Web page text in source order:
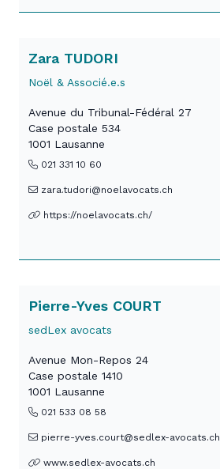
Zara TUDORI
Noël & Associé.e.s
Avenue du Tribunal-Fédéral 27
Case postale 534
1001 Lausanne
021 331 10 60
zara.tudori@noelavocats.ch
https://noelavocats.ch/
Pierre-Yves COURT
sedLex avocats
Avenue Mon-Repos 24
Case postale 1410
1001 Lausanne
021 533 08 58
pierre-yves.court@sedlex-avocats.ch
www.sedlex-avocats.ch